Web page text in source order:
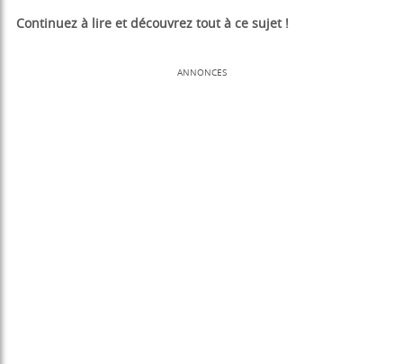
Continuez à lire et découvrez tout à ce sujet !
ANNONCES